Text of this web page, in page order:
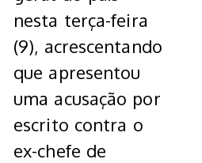
nesta terça-feira
(9), acrescentando
que apresentou
uma acusação por
escrito contra o
ex-chefe de